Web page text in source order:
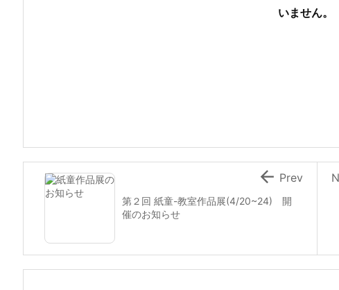
いません。
第２回 紙童-教室作品展(4/20~24) 開
催のお知らせ
 Prev